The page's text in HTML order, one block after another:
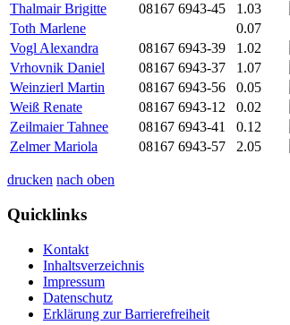
Thalmair Brigitte
08167 6943-45 1.03
Toth Marlene
0.07
Vogl Alexandra
08167 6943-39 1.02
Vrhovnik Daniel
08167 6943-37 1.07
Weinzierl Martin
08167 6943-56 0.05
Weiß Renate
08167 6943-12 0.02
Zeilmaier Tahnee
08167 6943-41 0.12
Zelmer Mariola
08167 6943-57 2.05
drucken nach oben
Quicklinks
Kontakt
Inhaltsverzeichnis
Impressum
Datenschutz
Erklärung zur Barrierefreiheit